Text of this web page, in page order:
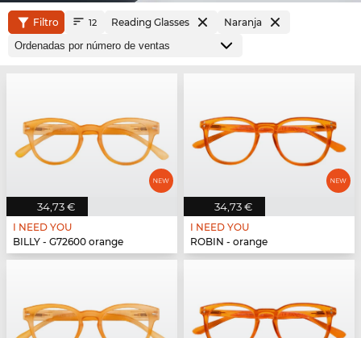
Filtro 12 Reading Glasses Naranja
34,73 €
I NEED YOU
BILLY - G72600 orange
34,73 €
I NEED YOU
ROBIN - orange